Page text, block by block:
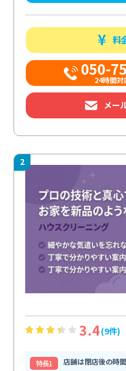
料
050-
24時間対
メー
2
3.4(9件)
特⻑1
店舗は閉店後の時